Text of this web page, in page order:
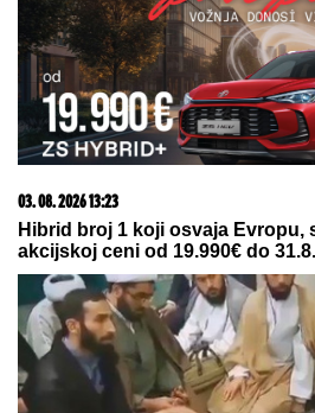
03. 08. 2026 13:23
Hibrid broj 1 koji osvaja Evropu,
akcijskoj ceni od 19.990€ do 31.8.